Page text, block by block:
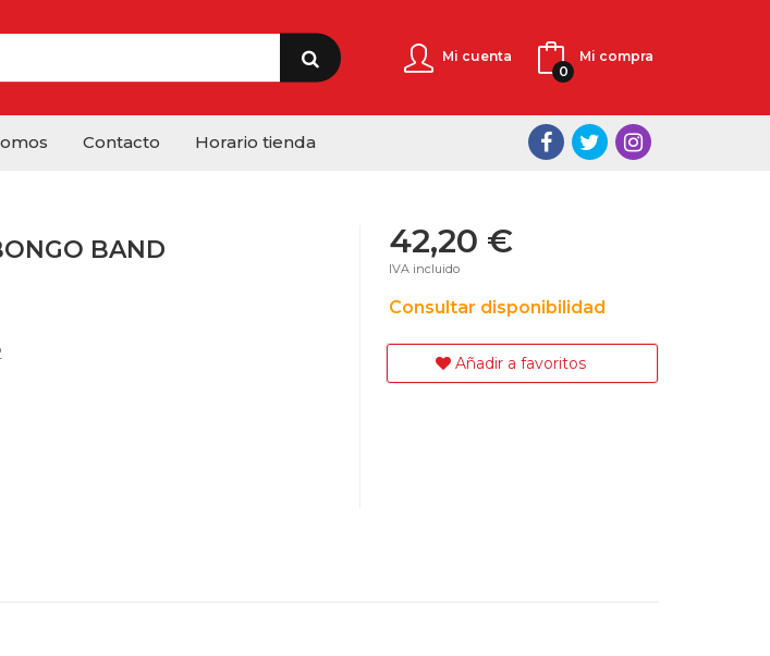
Mi cuenta
Mi compra
0
Contacto Horario tienda
BAND 42,20 €
IVA incluido
Consultar disponibilidad
Añadir a favoritos